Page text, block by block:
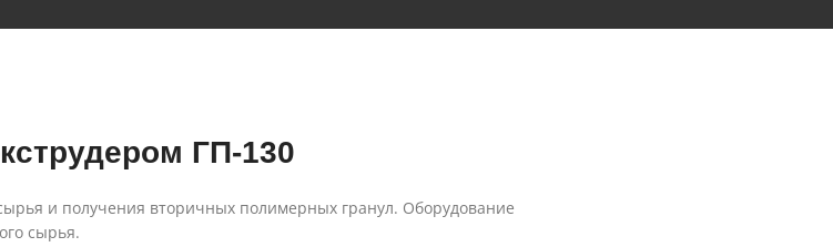
ГП-130
и получения вторичных полимерных гранул. Оборудование
сырья.